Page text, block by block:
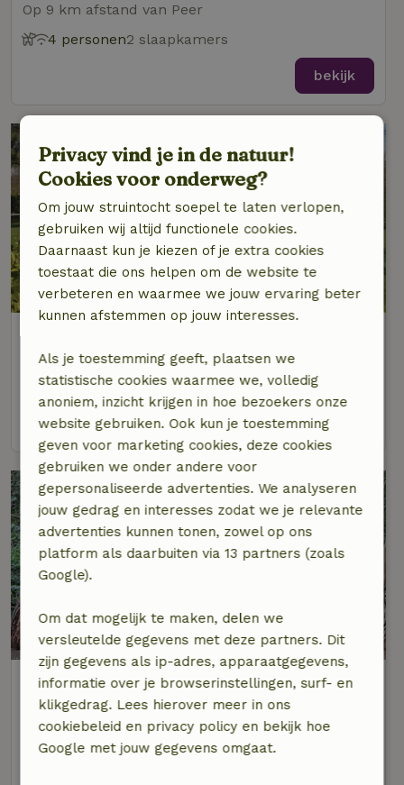
Op 9 km afstand van Peer
4 personen2 slaapkamers
bekijk
Op 9 km afstand van Peer
4 personen2 slaapkamers
bekijk
Natuurhuisje in Hechtel-Eksel
Op 9 km afstand van Peer
8,5/10
4 personen 2 slaapkamers
Privacy vind je in de natuur!
Cookies voor onderweg?
Om jouw struintocht soepel te laten verlopen,
gebruiken wij altijd functionele cookies.
Daarnaast kun je kiezen of je extra cookies
toestaat die ons helpen om de website te
verbeteren en waarmee we jouw ervaring beter
kunnen afstemmen op jouw interesses.
Als je toestemming geeft, plaatsen we
statistische cookies waarmee we, volledig
anoniem, inzicht krijgen in hoe bezoekers onze
website gebruiken. Ook kun je toestemming
geven voor marketing cookies, deze cookies
gebruiken we onder andere voor
gepersonaliseerde advertenties. We analyseren
jouw gedrag en interesses zodat we je relevante
advertenties kunnen tonen, zowel op ons
platform als daarbuiten via 13 partners (zoals
Google).
Om dat mogelijk te maken, delen we
versleutelde gegevens met deze partners. Dit
zijn gegevens als ip-adres, apparaatgegevens,
informatie over je browserinstellingen, surf- en
klikgedrag. Lees hierover meer in ons
cookiebeleid en privacy policy en bekijk hoe
Google met jouw gegevens omgaat.